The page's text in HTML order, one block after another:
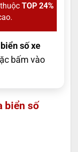
TOP 24%
biển số xe
bấm vào
biển số